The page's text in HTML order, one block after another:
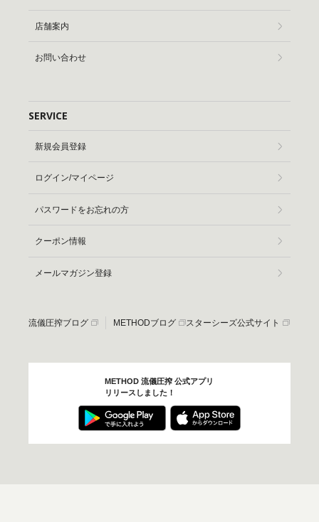
店舗案内
お問い合わせ
SERVICE
新規会員登録
ログイン/マイページ
パスワードをお忘れの方
クーポン情報
メールマガジン登録
流儀圧搾ブログ METHODブログ スターシーズ公式サイト
METHOD 流儀圧搾 公式アプリ
リリースしました！